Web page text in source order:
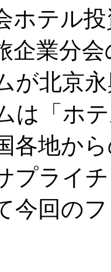
ホテル
企業分
が北京
は「ホ
各地か
プライ
今回の